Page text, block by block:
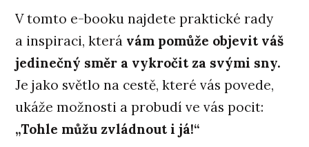
V tomto e-booku najdete praktické rady
a inspiraci, která vám pomůže objevit váš
jedinečný směr a vykročit za svými sny.
Je jako světlo na cestě, které vás povede,
ukáže možnosti a probudí ve vás pocit:
„Tohle můžu zvládnout i já!“